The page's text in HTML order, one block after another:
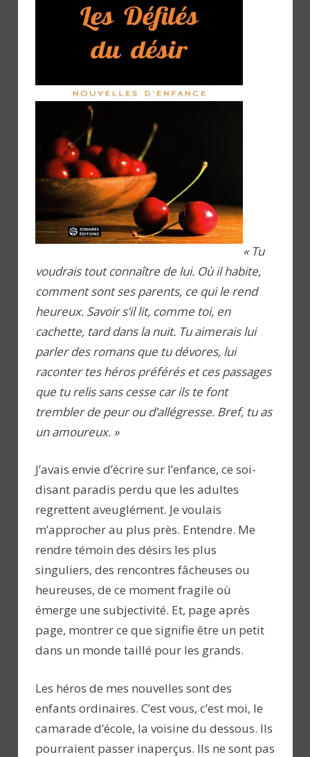
« Tu
voudrais tout connaître de lui. Où il habite,
comment sont ses parents, ce qui le rend
heureux. Savoir s’il lit, comme toi, en
cachette, tard dans la nuit. Tu aimerais lui
parler des romans que tu dévores, lui
raconter tes héros préférés et ces passages
que tu relis sans cesse car ils te font
trembler de peur ou d’allégresse. Bref, tu as
un amoureux. »
J’avais envie d’écrire sur l’enfance, ce soi-
disant paradis perdu que les adultes
regrettent aveuglément. Je voulais
m’approcher au plus près. Entendre. Me
rendre témoin des désirs les plus
singuliers, des rencontres fâcheuses ou
heureuses, de ce moment fragile où
émerge une subjectivité. Et, page après
page, montrer ce que signifie être un petit
dans un monde taillé pour les grands.
Les héros de mes nouvelles sont des
enfants ordinaires. C’est vous, c’est moi, le
camarade d’école, la voisine du dessous. Ils
pourraient passer inaperçus. Ils ne sont pas